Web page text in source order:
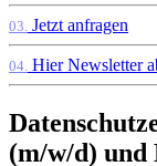
03. Jetzt anfragen
04. Hier Newsletter
(m/w/d) und